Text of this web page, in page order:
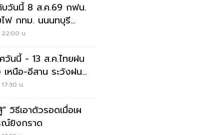
วันนี้ 8 ส.ค.69 กฟน.
ฟ กทม. นนนทบุรี
ร
น.
วันนี้ - 13 ส.ค.ไทยฝน
หนือ-อีสาน ระวังฝน
งแห่ง
น.
ผ
ยิงกราด